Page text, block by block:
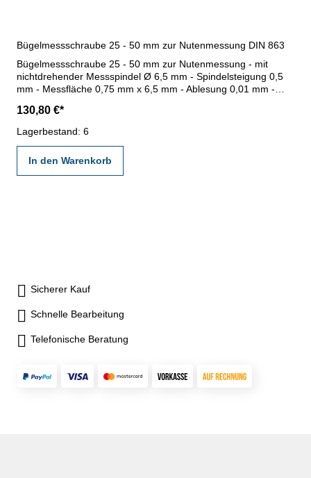
Bügelmessschraube 25 - 50 mm zur Nutenmessung DIN 863
Bügelmessschraube 25 - 50 mm zur Nutenmessung - mit
nichtdrehender Messspindel Ø 6,5 mm - Spindelsteigung 0,5
mm - Messfläche 0,75 mm x 6,5 mm - Ablesung 0,01 mm -
im Behältnis/Kasten Messbereich 25 - 50 mm
130,80 €*
Lagerbestand: 6
In den Warenkorb
Sicherer Kauf
Schnelle Bearbeitung
Telefonische Beratung